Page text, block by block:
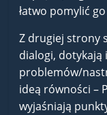
łatwo pomylić
Z drugiej strony
dialogi,
problemów/
ideą równości –
wyjaśniają